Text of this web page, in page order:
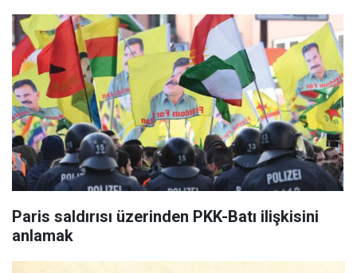
Paris saldırısı üzerinden PKK-Batı ilişkisini
anlamak